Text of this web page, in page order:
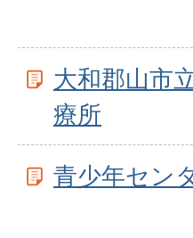
大和郡山市
療所
青少年セン